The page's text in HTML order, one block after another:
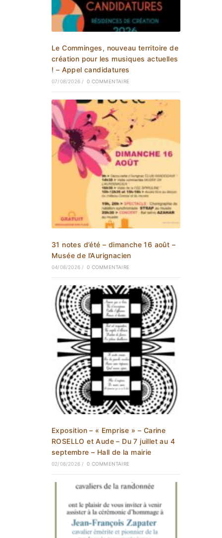
Le Comminges, nouveau territoire de
création pour les musiques actuelles
! – Appel candidatures
07/08/2026 / 0 COMMENTAIRE
31 notes d’été – dimanche 16 août –
Musée de l’Aurignacien
04/08/2026 / 0 COMMENTAIRE
Exposition – « Emprise » – Carine
ROSELLO et Aude – Du 7 juillet au 4
septembre – Hall de la mairie
02/08/2026 / 0 COMMENTAIRE